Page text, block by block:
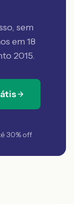
sem
em 18
2015.
30% off